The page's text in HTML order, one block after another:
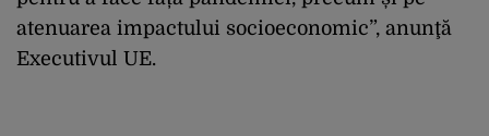
atenuarea impactului socioeconomic”, anunţă
Executivul UE.